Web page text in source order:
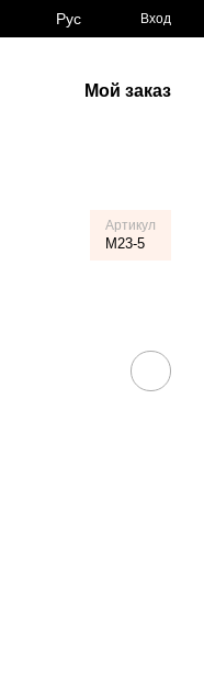
Рус Вход
Мой заказ
Артикул
M23-5